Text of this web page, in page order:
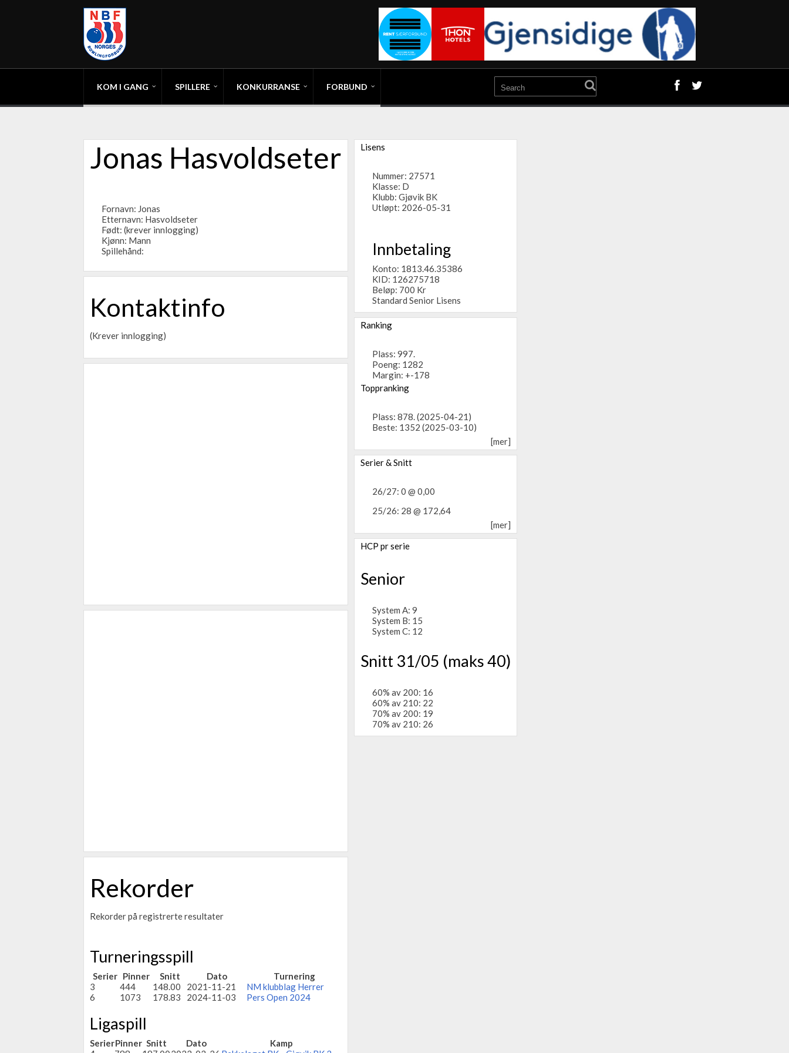
KOM I GANG SPILLERE KONKURRANSE FORBUND
Jonas Hasvoldseter
Fornavn: Jonas
Etternavn: Hasvoldseter
Født: (krever innlogging)
Kjønn: Mann
Spillehånd:
Kontaktinfo
(Krever innlogging)
Rekorder
Rekorder på registrerte resultater
Turneringsspill
Serier Pinner Snitt Dato
Turnering
3
444 148.00 2021-11-21
NM klubblag Herrer
6
1073 178.83 2024-11-03 Pers Open 2024
Ligaspill
SerierPinner Snitt Dato
Kamp
Lisens
Nummer: 27571
Klasse: D
Klubb: Gjøvik BK
Utløpt: 2026-05-31
Innbetaling
Konto: 1813.46.35386
KID: 126275718
Beløp: 700 Kr
Standard Senior Lisens
Ranking
Plass: 997.
Poeng: 1282
Margin: +-178
Toppranking
Plass: 878. (2025-04-21)
Beste: 1352 (2025-03-10)
[mer]
Serier & Snitt
26/27: 0 @ 0,00
25/26: 28 @ 172,64
[mer]
HCP pr serie
Senior
System A: 9
System B: 15
System C: 12
Snitt 31/05 (maks 40)
60% av 200: 16
60% av 210: 22
70% av 200: 19
70% av 210: 26